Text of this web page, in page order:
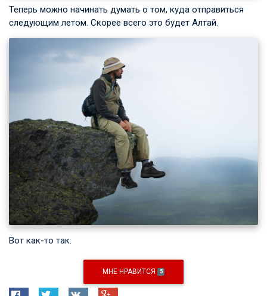
Теперь можно начинать думать о том, куда отправиться
следующим летом. Скорее всего это будет Алтай.
Вот как-то так.
МНЕ НРАВИТСЯ 5